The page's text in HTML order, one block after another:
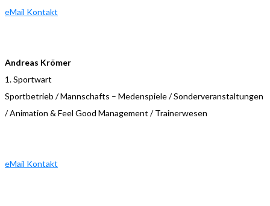
eMail Kontakt
Andreas Krömer
1. Sportwart
Sportbetrieb / Mannschafts – Medenspiele / Sonderveranstaltungen
/ Animation & Feel Good Management / Trainerwesen
eMail Kontakt